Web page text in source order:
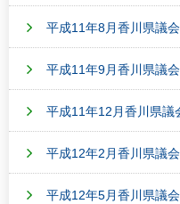
平成11年8月香川県議
平成11年9月香川県議
平成11年12月香川県
平成12年2月香川県議
平成12年5月香川県議